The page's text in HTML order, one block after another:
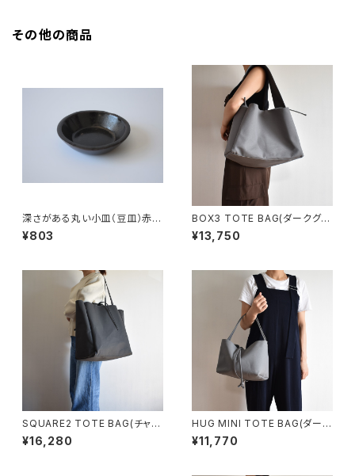
その他の商品
深さがある丸い小皿（豆皿）赤土
×錆釉
¥803
BOX3 TOTE BAG(ダークグレ
ー)
¥13,750
SQUARE2 TOTE BAG(チャコ
ール/グレー）
¥16,280
HUG MINI TOTE BAG(ダーク
グレー)
¥11,770